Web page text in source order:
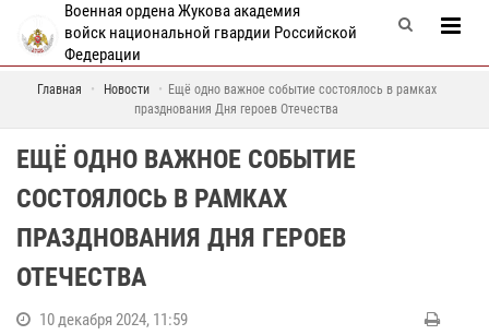
Военная ордена Жукова академия
войск национальной гвардии Российской
Федерации
Главная Новости
Ещё одно важное событие состоялось в рамках
празднования Дня героев Отечества
ЕЩЁ ОДНО ВАЖНОЕ СОБЫТИЕ
СОСТОЯЛОСЬ В РАМКАХ
ПРАЗДНОВАНИЯ ДНЯ ГЕРОЕВ
ОТЕЧЕСТВА
10 декабря 2024, 11:59